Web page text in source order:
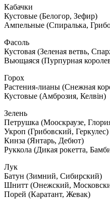
Кабачки
Кустовые (Белогор, Зефир)
Ампельные (Спиралька,
Фасоль
Кустовая (Зеленая ветвь,
Вьющаяся (Пурпурная
Горох
Растения-лианы (Снежная
Кустовые (Амброзия, Келвін)
Зелень
Петрушка (Мооскраузе,
Укроп (Грибовский, Геркулес)
Кинза (Янтарь, Дебют)
Руккола (Дикая рокетта,
Лук
Батун (Зимний, Сибирский)
Шнитт (Онежский,
Порей (Каратант, Жевак)